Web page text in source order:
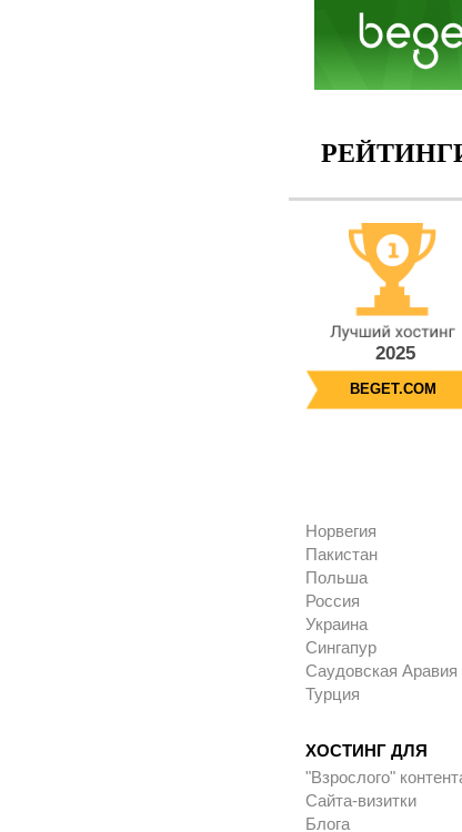
2025
BEGET.COM
Норвегия
Пакистан
Польша
Россия
Украина
Сингапур
Саудовская Аравия
Турция
ХОСТИНГ ДЛЯ
"Взрослого"
Сайта-визитки
Блога